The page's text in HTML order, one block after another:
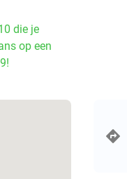
die je
op een